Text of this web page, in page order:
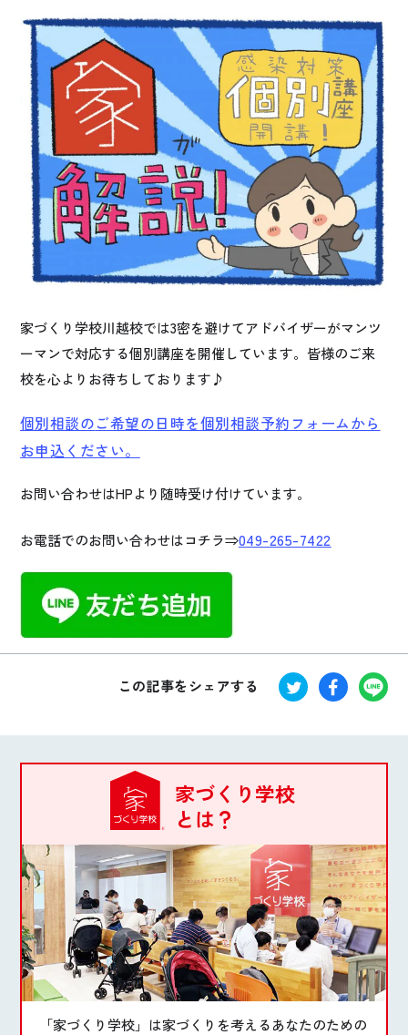
家づくり学校川越校では3密を避けてアドバイザーがマンツ
ーマンで対応する個別講座を開催しています。皆様のご来
校を心よりお待ちしております♪
個別相談のご希望の日時を個別相談予約フォームから
お申込ください。
お問い合わせはHPより随時受け付けています。
お電話でのお問い合わせはコチラ⇒049-265-7422
この記事をシェアする
家づくり学校
とは？
「家づくり学校」は家づくりを考えるあなたのための